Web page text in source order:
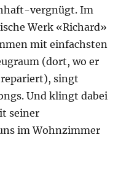
vergnügt. Im
Werk «Richard»
mit einfachsten
(dort, wo er
singt
Und klingt dabei
seiner
im Wohnzimmer